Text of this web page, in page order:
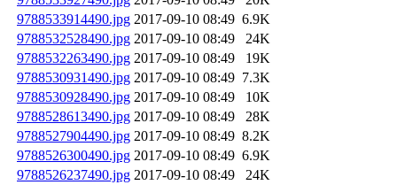
9788533914490.jpg 2017-09-10 08:49 6.9K
9788532528490.jpg 2017-09-10 08:49
24K
9788532263490.jpg 2017-09-10 08:49
19K
9788530931490.jpg 2017-09-10 08:49 7.3K
9788530928490.jpg 2017-09-10 08:49
10K
9788528613490.jpg 2017-09-10 08:49
28K
9788527904490.jpg 2017-09-10 08:49 8.2K
9788526300490.jpg 2017-09-10 08:49 6.9K
9788526237490.jpg 2017-09-10 08:49
24K